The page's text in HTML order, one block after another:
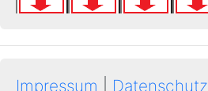
Impressum Datenschutz